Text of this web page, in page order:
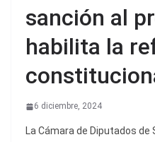
sanción al
habilita la
6 diciembre, 2024
La Cámara de Diputados